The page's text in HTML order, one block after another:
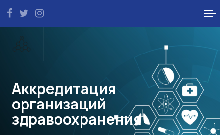
Аккредитация
организаций
здравоохранения